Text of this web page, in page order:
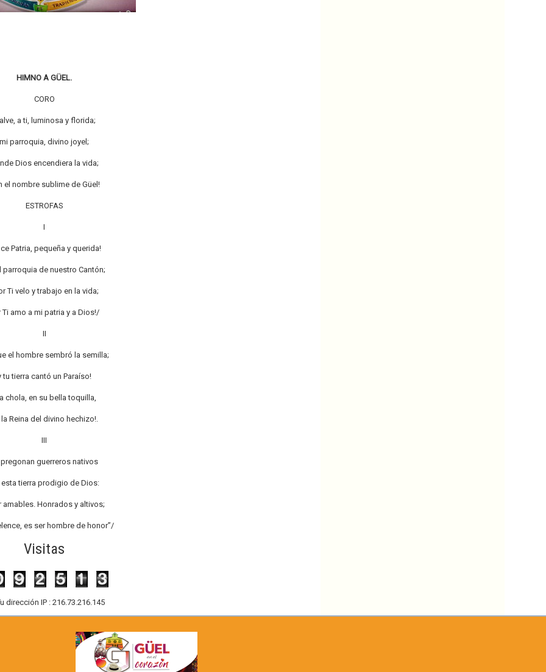
HIMNO A GÜEL.
CORO
a ti, luminosa y florida;
mi parroquia, divino joyel;
Dios encendiera la vida;
el nombre sublime de Güel!
ESTROFAS
I
Patria, pequeña y querida!
parroquia de nuestro Cantón;
Ti velo y trabajo en la vida;
Ti amo a mi patria y a Dios!/
II
el hombre sembró la semilla;
tu tierra cantó un Paraíso!
chola, en su bella toquilla,
Reina del divino hechizo!.
III
pregonan guerreros nativos
esta tierra prodigio de Dios:
amables. Honrados y altivos;
es ser hombre de honor”/
Visitas
dirección IP : 216.73.216.145